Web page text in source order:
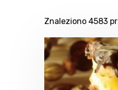
Znaleziono 4583